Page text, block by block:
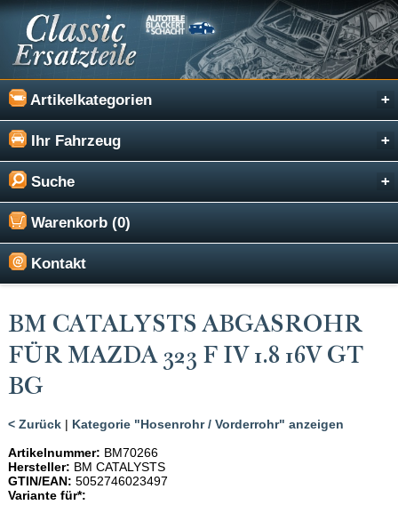
Artikelkategorien
Ihr Fahrzeug
Suche
Warenkorb (0)
Kontakt
BM CATALYSTS ABGASROHR
FÜR MAZDA 323 F IV 1.8 16V GT
BG
< Zurück| Kategorie "Hosenrohr / Vorderrohr" anzeigen
Artikelnummer: BM70266
Hersteller: BM CATALYSTS
GTIN/EAN: 5052746023497
Variante für*: